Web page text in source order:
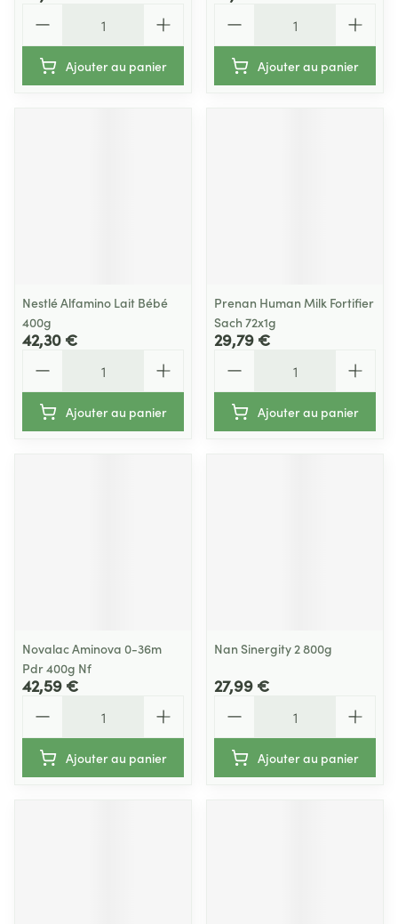
Ajouter au panier Ajouter au panier
Nestlé Alfamino Lait Bébé
400g
42,30 €
Ajouter au panier
Prenan Human Milk Fortifier
Sach 72x1g
29,79 €
Ajouter au panier
Novalac Aminova 0-36m
Pdr 400g Nf
42,59 €
Ajouter au panier
Nan Sinergity 2 800g
27,99 €
Ajouter au panier